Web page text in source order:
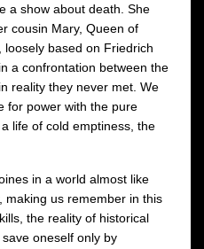
a show about death. She
cousin Mary, Queen of
based on Friedrich
a confrontation between the
reality they never met. We
for power with the pure
life of cold emptiness, the
in a world almost like
making us remember in this
the reality of historical
oneself only by